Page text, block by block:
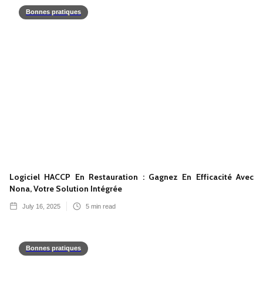
Bonnes pratiques
Logiciel HACCP En Restauration : Gagnez En Efficacité Avec
Nona, Votre Solution Intégrée
July 16, 2025 5 min read
Bonnes pratiques